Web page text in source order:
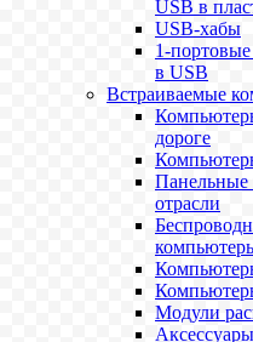
USB в
USB-хабы
1-
в USB
Встраиваемые
дороге
Панельные
отрасли
Модули